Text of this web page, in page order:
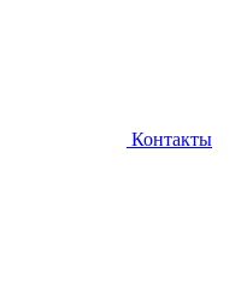
Контакты